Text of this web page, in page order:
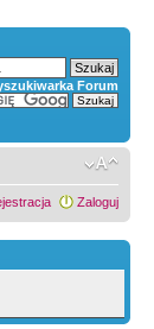
Forum
Zaloguj